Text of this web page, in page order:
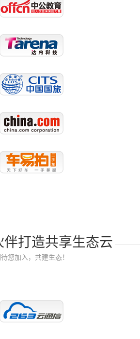
伴打造共享生态云
您加入，共建生态！